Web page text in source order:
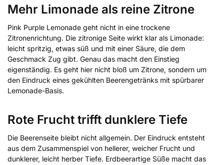
Mehr Limonade als reine Zitrone
Pink Purple Lemonade geht nicht in eine trockene
Zitronenrichtung. Die zitronige Seite wirkt klar als Limonade:
leicht spritzig, etwas süß und mit einer Säure, die dem
Geschmack Zug gibt. Genau das macht den Einstieg
eigenständig. Es geht hier nicht bloß um Zitrone, sondern um
den Eindruck eines gekühlten Beerengetränks mit spürbarer
Lemonade-Basis.
Rote Frucht trifft dunklere Tiefe
Die Beerenseite bleibt nicht allgemein. Der Eindruck entsteht
aus dem Zusammenspiel von hellerer, weicher Frucht und
dunklerer, leicht herber Tiefe. Erdbeerartige Süße macht das